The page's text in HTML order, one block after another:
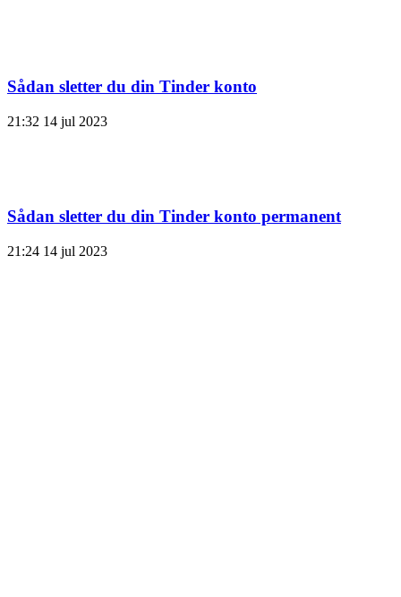
Sådan sletter du din Tinder konto
21:32 14 jul 2023
Sådan sletter du din Tinder konto permanent
21:24 14 jul 2023